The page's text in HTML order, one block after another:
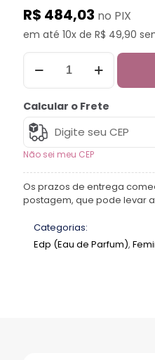
R$ 484,03 no PIX
em até 10x de R$ 49,90
Calcular o Frete
Não sei meu CEP
Os prazos de entrega
postagem, que pode levar
Categorias:
Edp (Eau de Parfum),